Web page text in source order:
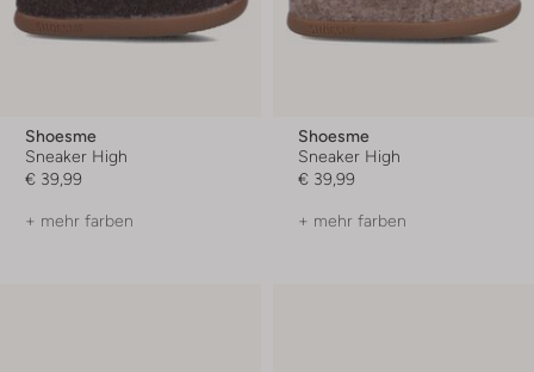
Shoesme
Sneaker High
€ 39,99
+ mehr farben
Shoesme
Sneaker High
€ 39,99
+ mehr farben